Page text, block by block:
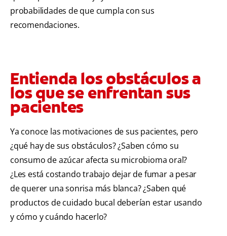
probabilidades de que cumpla con sus
recomendaciones.
Entienda los obstáculos a
los que se enfrentan sus
pacientes
Ya conoce las motivaciones de sus pacientes, pero
¿qué hay de sus obstáculos? ¿Saben cómo su
consumo de azúcar afecta su microbioma oral?
¿Les está costando trabajo dejar de fumar a pesar
de querer una sonrisa más blanca? ¿Saben qué
productos de cuidado bucal deberían estar usando
y cómo y cuándo hacerlo?